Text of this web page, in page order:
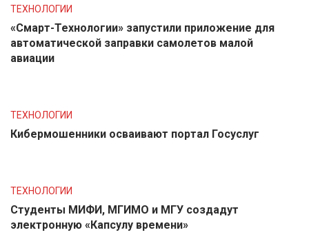
ТЕХНОЛОГИИ
«Смарт-Технологии» запустили приложение для
автоматической заправки самолетов малой
авиации
ТЕХНОЛОГИИ
Кибермошенники осваивают портал Госуслуг
ТЕХНОЛОГИИ
Студенты МИФИ, МГИМО и МГУ создадут
электронную «Капсулу времени»